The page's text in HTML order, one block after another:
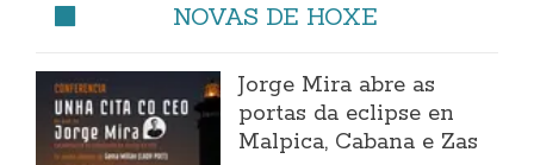
NOVAS DE HOXE
Jorge Mira abre as
portas da eclipse en
Malpica, Cabana e Zas